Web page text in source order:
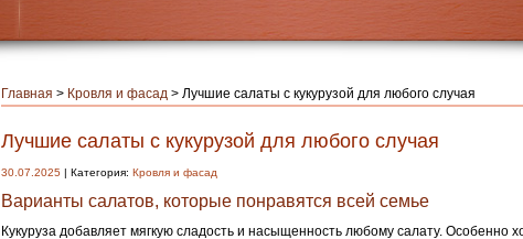
Главная > Кровля и фасад > Лучшие салаты с кукурузой для любого случая
Лучшие салаты с кукурузой для любого случая
30.07.2025 | Категория: Кровля и фасад
Варианты салатов, которые понравятся всей семье
Кукуруза добавляет мягкую сладость и насыщенность любому салату. Особенно